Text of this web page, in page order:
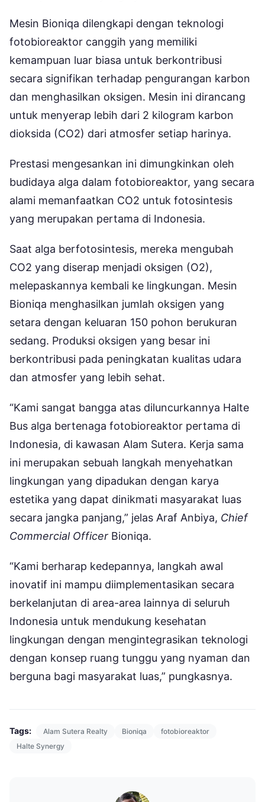
Mesin Bioniqa dilengkapi dengan teknologi
fotobioreaktor canggih yang memiliki
kemampuan luar biasa untuk berkontribusi
secara signifikan terhadap pengurangan karbon
dan menghasilkan oksigen. Mesin ini dirancang
untuk menyerap lebih dari 2 kilogram karbon
dioksida (CO2) dari atmosfer setiap harinya.
Prestasi mengesankan ini dimungkinkan oleh
budidaya alga dalam fotobioreaktor, yang secara
alami memanfaatkan CO2 untuk fotosintesis
yang merupakan pertama di Indonesia.
Saat alga berfotosintesis, mereka mengubah
CO2 yang diserap menjadi oksigen (O2),
melepaskannya kembali ke lingkungan. Mesin
Bioniqa menghasilkan jumlah oksigen yang
setara dengan keluaran 150 pohon berukuran
sedang. Produksi oksigen yang besar ini
berkontribusi pada peningkatan kualitas udara
dan atmosfer yang lebih sehat.
“Kami sangat bangga atas diluncurkannya Halte
Bus alga bertenaga fotobioreaktor pertama di
Indonesia, di kawasan Alam Sutera. Kerja sama
ini merupakan sebuah langkah menyehatkan
lingkungan yang dipadukan dengan karya
estetika yang dapat dinikmati masyarakat luas
secara jangka panjang,” jelas Araf Anbiya, Chief
Commercial Officer Bioniqa.
“Kami berharap kedepannya, langkah awal
inovatif ini mampu diimplementasikan secara
berkelanjutan di area-area lainnya di seluruh
Indonesia untuk mendukung kesehatan
lingkungan dengan mengintegrasikan teknologi
dengan konsep ruang tunggu yang nyaman dan
berguna bagi masyarakat luas,” pungkasnya.
Tags: Alam Sutera Realty Bioniqa
fotobioreaktor
Halte Synergy